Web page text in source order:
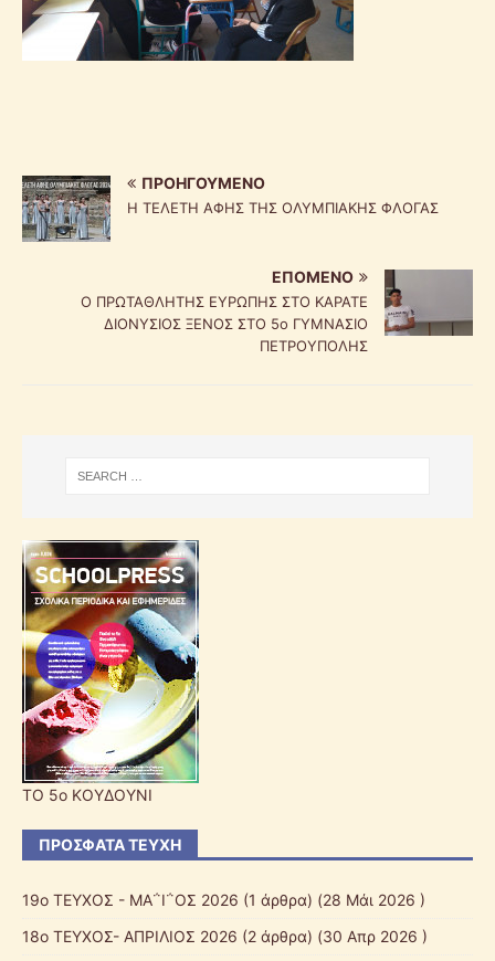
ΠΡΟΗΓΟΎΜΕΝΟ
Η ΤΕΛΕΤΗ ΑΦΗΣ ΤΗΣ ΟΛΥΜΠΙΑΚΗΣ ΦΛΟΓΑΣ
ΕΠΌΜΕΝΟ
Ο ΠΡΩΤΑΘΛΗΤΗΣ ΕΥΡΩΠΗΣ ΣΤΟ ΚΑΡΑΤΕ
ΔΙΟΝΥΣΙΟΣ ΞΕΝΟΣ ΣΤΟ 5ο ΓΥΜΝΑΣΙΟ
ΠΕΤΡΟΥΠΟΛΗΣ
ΤΟ 5ο ΚΟΥΔΟΥΝΙ
ΠΡΌΣΦΑΤΑ ΤΕΎΧΗ
19ο ΤΕΥΧΟΣ - ΜΑ΅Ι΅ΟΣ 2026 (1 άρθρα) (28 Μάι 2026 )
18ο ΤΕΥΧΟΣ- ΑΠΡΙΛΙΟΣ 2026 (2 άρθρα) (30 Απρ 2026 )